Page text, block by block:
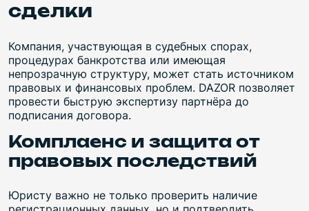
сделки
Компания, участвующая в судебных спорах,
процедурах банкротства или имеющая
непрозрачную структуру, может стать источником
правовых и финансовых проблем. DAZOR позволяет
провести быструю экспертизу партнёра до
подписания договора.
Комплаенс и защита от
правовых последствий
Юристу важно не только проверить наличие